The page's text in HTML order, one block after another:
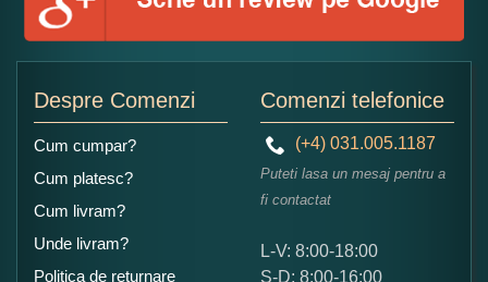
Ce nota acordati acestui produs?
Despre Comenzi
Cum cumpar?
Cum platesc?
Cum livram?
Unde livram?
Politica de returnare
Comenzi telefonice
(+4) 031.005.1187
Puteti lasa un mesaj pentru a
fi contactat
L-V: 8:00-18:00
S-D: 8:00-16:00